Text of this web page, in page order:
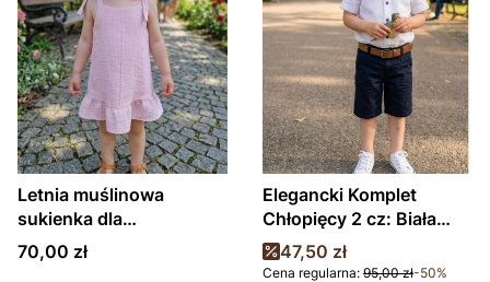
Letnia muślinowa
sukienka dla
dziewczynki
Cena
70,00 zł
Elegancki Komplet
Chłopięcy 2 cz: Biała
Koszula i Granatowe
spodenki(Turcja)
Cena promocyjna
47,50 zł
Cena regularna: 95,00 zł-50%